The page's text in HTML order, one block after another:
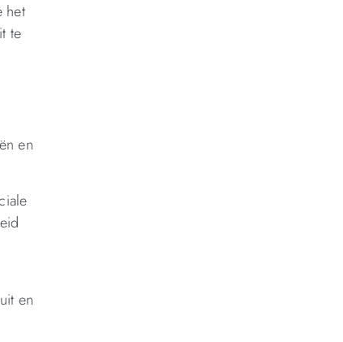
het
te
en
en